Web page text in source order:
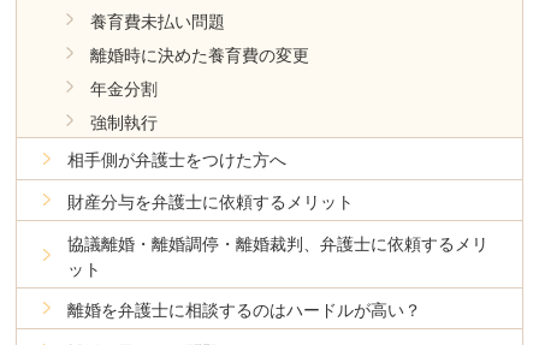
養育費未払い問題
離婚時に決めた養育費の変更
年金分割
強制執行
相手側が弁護士をつけた方へ
財産分与を弁護士に依頼するメリット
協議離婚・離婚調停・離婚裁判、弁護士に依頼するメリ
ット
離婚を弁護士に相談するのはハードルが高い？